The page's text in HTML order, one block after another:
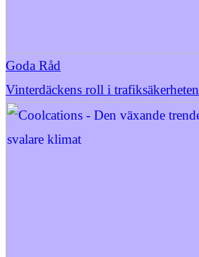
Goda Råd
Vinterdäckens roll i trafiksäkerheten